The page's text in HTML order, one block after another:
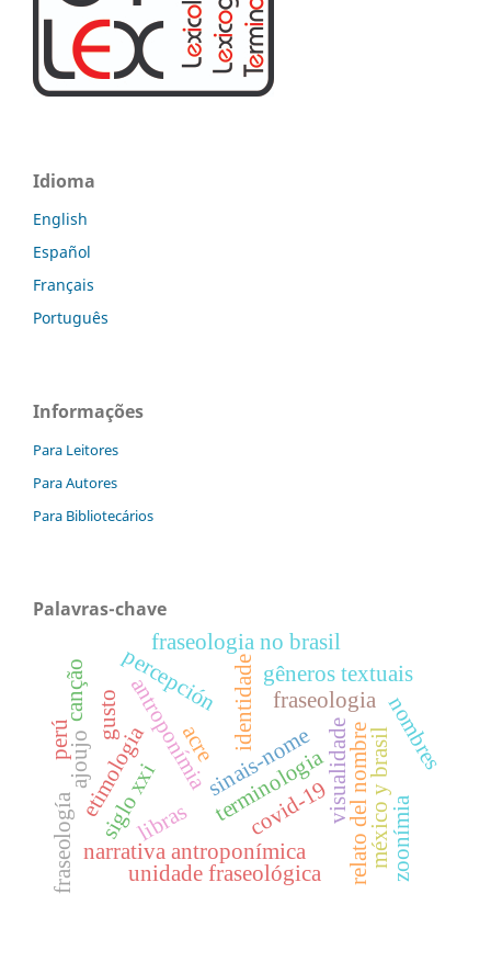
Idioma
English
Español
Français
Português
Informações
Para Leitores
Para Autores
Para Bibliotecários
Palavras-chave
antroponímiasinais-nome
libras visualidade
identidade
narrativa antroponímica relato del nombre
siglo xxi méxico y brasil
fraseologia
unidade fraseológica
fraseologia no brasil
etimologia terminologia
percepción
fraseología
gusto
gêneros textuais
covid-19
ajoujo
zoonímia
acre nombres
perú
canção